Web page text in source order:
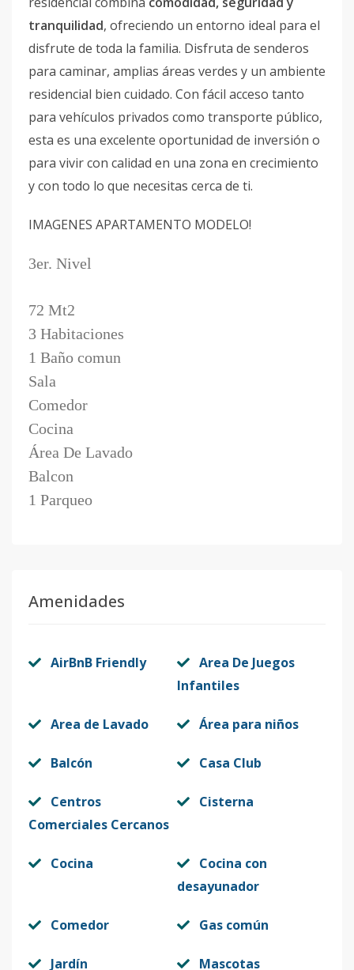
tranquilidad, ofreciendo un entorno ideal para el
disfrute de toda la familia. Disfruta de senderos
para caminar, amplias áreas verdes y un ambiente
residencial bien cuidado. Con fácil acceso tanto
para vehículos privados como transporte público,
esta es una excelente oportunidad de inversión o
para vivir con calidad en una zona en crecimiento
y con todo lo que necesitas cerca de ti.
IMAGENES APARTAMENTO MODELO!
3er. Nivel
72 Mt2
3 Habitaciones
1 Baño comun
Sala
Comedor
Cocina
Área De Lavado
Balcon
1 Parqueo
Amenidades
AirBnB Friendly
Area De Juegos
Infantiles
Area de Lavado Área para niños
Balcón Casa Club
Centros
Comerciales Cercanos
Cisterna
Cocina
Cocina con
desayunador
Comedor Gas común
Jardín Mascotas